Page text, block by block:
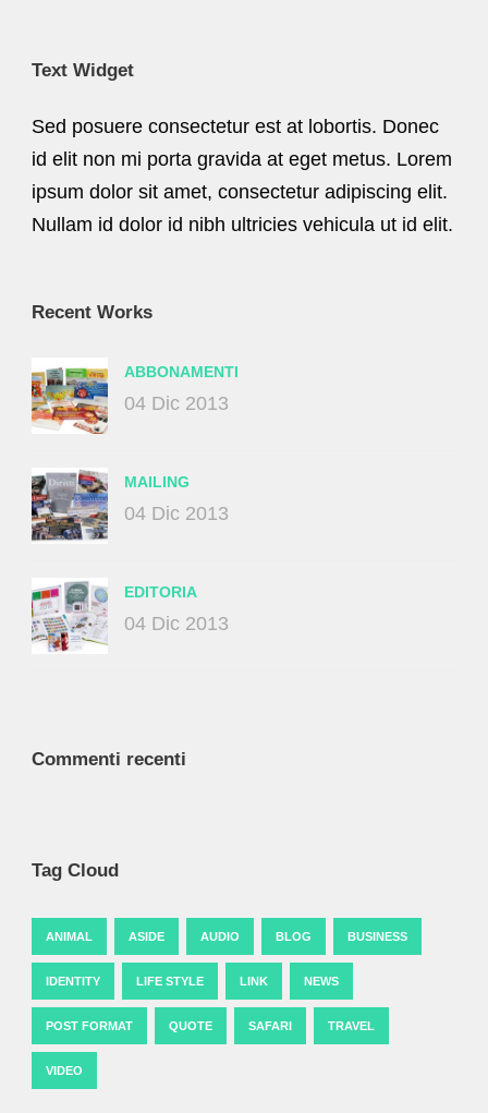
Text Widget
Sed posuere consectetur est at lobortis. Donec
id elit non mi porta gravida at eget metus. Lorem
ipsum dolor sit amet, consectetur adipiscing elit.
Nullam id dolor id nibh ultricies vehicula ut id elit.
Recent Works
ABBONAMENTI
04 Dic 2013
MAILING
04 Dic 2013
EDITORIA
04 Dic 2013
Commenti recenti
Tag Cloud
ANIMAL ASIDE AUDIO BLOG BUSINESS
IDENTITY LIFE STYLE LINK NEWS
POST FORMAT QUOTE SAFARI TRAVEL
VIDEO